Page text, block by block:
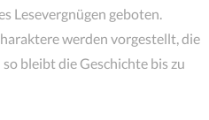
Lesevergnügen geboten.
werden vorgestellt, die
bleibt die Geschichte bis zu